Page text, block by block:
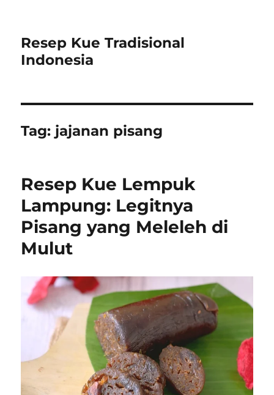
Resep Kue Tradisional
Indonesia
Tag: jajanan pisang
Resep Kue Lempuk
Lampung: Legitnya
Pisang yang Meleleh di
Mulut